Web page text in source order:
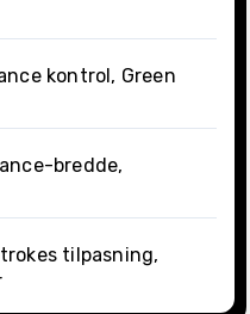
kontrol, Green
bredde,
tilpasning,